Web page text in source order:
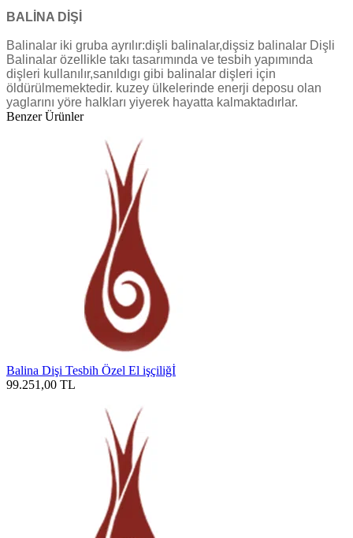
BALİNA DİŞİ
Balinalar iki gruba ayrılır:dişli balinalar,dişsiz balinalar Dişli
Balinalar özellikle takı tasarımında ve tesbih yapımında
dişleri kullanılır,sanıldıgı gibi balinalar dişleri için
öldürülmemektedir. kuzey ülkelerinde enerji deposu olan
yaglarını yöre halkları yiyerek hayatta kalmaktadırlar.
Benzer Ürünler
Balina Dişi Tesbih Özel El işçiliğİ
99.251,00 TL